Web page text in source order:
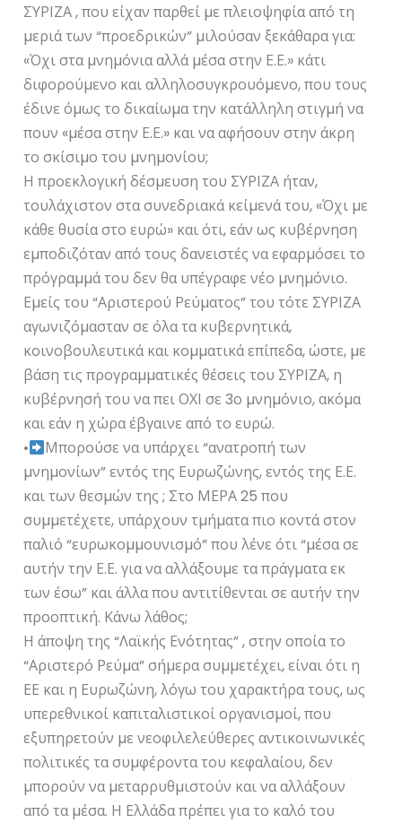
ΣΥΡΙΖΑ , που είχαν παρθεί µε πλειοψηφία από τη
µεριά των “προεδρικών” µιλούσαν ξεκάθαρα για:
«Όχι στα µνηµόνια αλλά µέσα στην Ε.Ε.» κάτι
διφορούµενο και αλληλοσυγκρουόµενο, που τους
έδινε όµως το δικαίωµα την κατάλληλη στιγµή να
πουν «µέσα στην Ε.Ε.» και να αφήσουν στην άκρη
το σκίσιµο του µνηµονίου;
Η προεκλογική δέσµευση του ΣΥΡΙΖΑ ήταν,
τουλάχιστον στα συνεδριακά κείµενά του, «Όχι µε
κάθε θυσία στο ευρώ» και ότι, εάν ως κυβέρνηση
εµποδιζόταν από τους δανειστές να εφαρµόσει το
πρόγραµµά του δεν θα υπέγραφε νέο µνηµόνιο.
Εµείς του “Αριστερού Ρεύµατος” του τότε ΣΥΡΙΖΑ
αγωνιζόµασταν σε όλα τα κυβερνητικά,
κοινοβουλευτικά και κοµµατικά επίπεδα, ώστε, µε
βάση τις προγραµµατικές θέσεις του ΣΥΡΙΖΑ, η
κυβέρνησή του να πει ΟΧΙ σε 3ο µνηµόνιο, ακόµα
και εάν η χώρα έβγαινε από το ευρώ.
•
Μπορούσε να υπάρχει “ανατροπή των
µνηµονίων” εντός της Ευρωζώνης, εντός της Ε.Ε.
και των θεσµών της ; Στο ΜΕΡΑ 25 που
συµµετέχετε, υπάρχουν τµήµατα πιο κοντά στον
παλιό “ευρωκοµµουνισµό” που λένε ότι “µέσα σε
αυτήν την Ε.Ε. για να αλλάξουµε τα πράγµατα εκ
των έσω” και άλλα που αντιτίθενται σε αυτήν την
προοπτική. Κάνω λάθος;
Η άποψη της “Λαϊκής Ενότητας” , στην οποία το
“Αριστερό Ρεύµα” σήµερα συµµετέχει, είναι ότι η
ΕΕ και η Ευρωζώνη, λόγω του χαρακτήρα τους, ως
υπερεθνικοί καπιταλιστικοί οργανισµοί, που
εξυπηρετούν µε νεοφιλελεύθερες αντικοινωνικές
πολιτικές τα συµφέροντα του κεφαλαίου, δεν
µπορούν να µεταρρυθµιστούν και να αλλάξουν
από τα µέσα. Η Ελλάδα πρέπει για το καλό του